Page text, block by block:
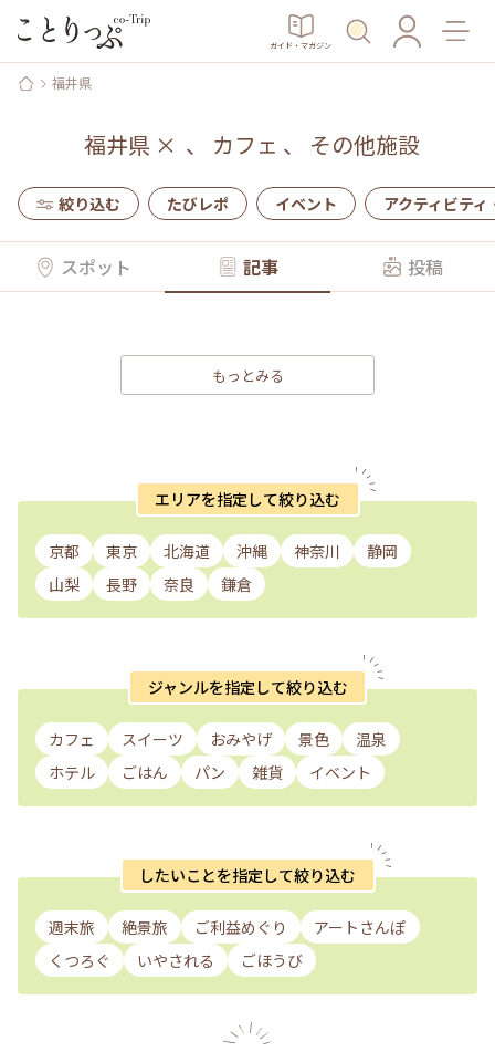
ガイド・マガジン
福井県
福井県 × 、 カフェ 、 その他施設
絞り込む たびレポ イベント アクティビティ
スポット 記事 投稿
もっとみる
エリアを指定して絞り込む
京都 東京 北海道 沖縄 神奈川
静岡
山梨
長野 奈良 鎌倉
ジャンルを指定して絞り込む
カフェ スイーツ おみやげ 景色
温泉
ホテル
ごはん パン 雑貨 イベント
したいことを指定して絞り込む
週末旅 絶景旅 ご利益めぐり
アートさんぽ
くつろぐ
いやされる ごほうび